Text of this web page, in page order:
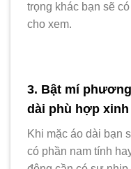
trọng khác bạn sẽ
cho xem.
3. Bật mí
dài phù hợp xinh
Khi mặc áo dài bạn
có phần nam tính